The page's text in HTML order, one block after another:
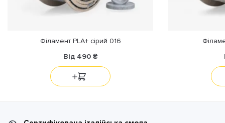
Філамент PLA+ сірий 016
Від 490 ₴